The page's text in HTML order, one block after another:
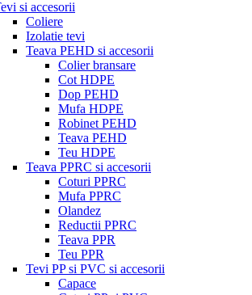
si accesorii
Coliere
Izolatie tevi
Teava PEHD si accesorii
Colier bransare
Cot HDPE
Dop PEHD
Mufa HDPE
Robinet PEHD
Teava PEHD
Teu HDPE
Teava PPRC si accesorii
Coturi PPRC
Mufa PPRC
Olandez
Reductii PPRC
Teava PPR
Teu PPR
Tevi PP si PVC si accesorii
Capace